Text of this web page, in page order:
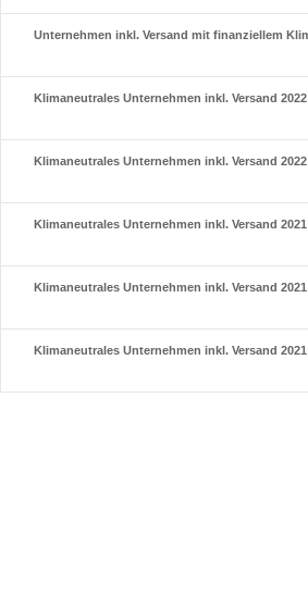
Unternehmen inkl. Versand mit finanziellem
Klimaneutrales Unternehmen inkl. Versand 2022
Klimaneutrales Unternehmen inkl. Versand 2022
Klimaneutrales Unternehmen inkl. Versand 2021
Klimaneutrales Unternehmen inkl. Versand 2021
Klimaneutrales Unternehmen inkl. Versand 2021